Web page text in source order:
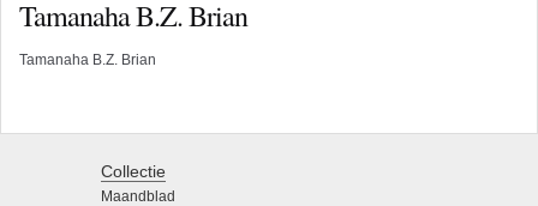
Tamanaha B.Z. Brian
Tamanaha B.Z. Brian
Collectie
Maandblad